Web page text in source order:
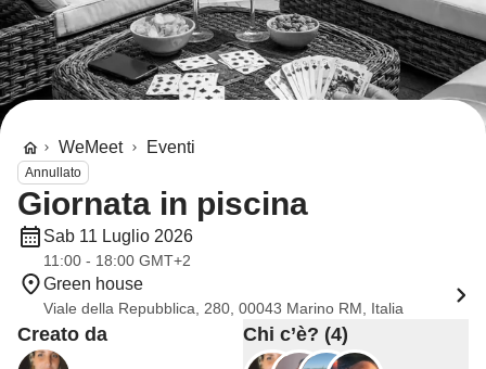
WeMeet Eventi
Annullato
Giornata in piscina
Sab 11 Luglio 2026
11:00 - 18:00 GMT+2
Green house
Viale della Repubblica, 280, 00043 Marino RM, Italia
Creato da Chi c’è? (4)